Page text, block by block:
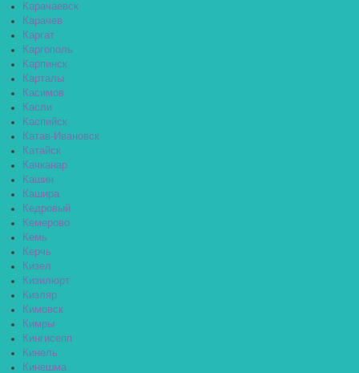
Карачаевск
Карачев
Каргат
Каргополь
Карпинск
Карталы
Касимов
Касли
Каспийск
Катав-Ивановск
Катайск
Качканар
Кашин
Кашира
Кедровый
Кемерово
Кемь
Керчь
Кизел
Кизилюрт
Кизляр
Кимовск
Кимры
Кингисепп
Кинель
Кинешма